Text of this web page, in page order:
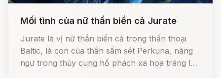
Mối tình của nữ thần biển cả Jurate
Jurate là vị nữ thần biển cả trong thần thoại
Baltic, là con của thần sấm sét Perkuna, nàng
ngự trong thủy cung hổ phách xa hoa tráng lệ,